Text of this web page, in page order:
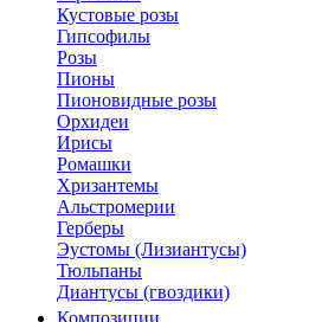
Кустовые розы
Гипсофилы
Розы
Пионы
Пионовидные розы
Орхидеи
Ирисы
Ромашки
Хризантемы
Альстромерии
Герберы
Эустомы (Лизиантусы)
Тюльпаны
Диантусы (гвоздики)
Композиции